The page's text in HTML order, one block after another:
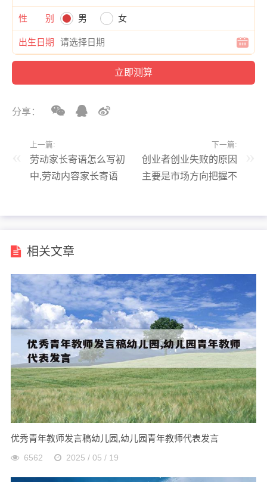
性 别 男 女
出生日期
分享：
上一篇:
劳动家长寄语怎么写初
中,劳动内容家长寄语
下一篇:
创业者创业失败的原因
主要是市场方向把握不
相关文章
优秀青年教师发言稿幼儿园,幼儿园青年教师代表发言
6562 2025 / 05 / 19